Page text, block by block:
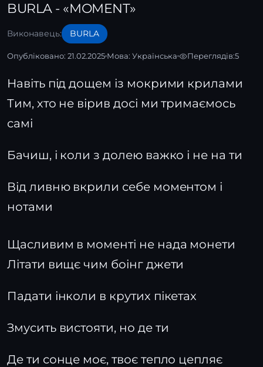
BURLA - «MOMENT»
Виконавець: BURLA
Опубліковано: 21.02.2025 Мова: Українська Переглядів:5
Навіть під дощем із мокрими крилами
Тим, хто не вірив досі ми тримаємось
самі
Бачиш, і коли з долею важко і не на ти
Від ливню вкрили себе моментом і
нотами
Щасливим в моменті не нада монети
Літати вищє чим боінг джети
Падати інколи в крутих пікетах
Змусить вистояти, но де ти
Де ти сонце моє, твоє тепло цепляє